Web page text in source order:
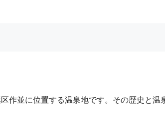
作並に位置する温泉地です。その歴史と温